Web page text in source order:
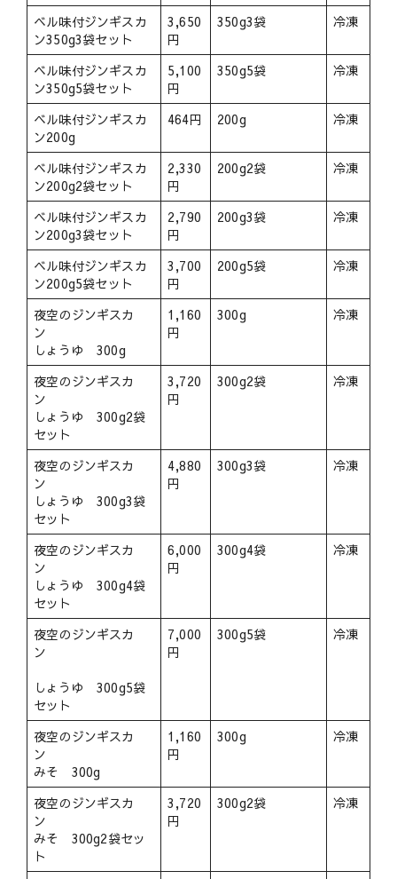
ベル味付ジンギスカ
ン350g3袋セット
3,650
円
350g3袋 冷凍
ベル味付ジンギスカ
ン350g5袋セット
5,100
円
350g5袋 冷凍
ベル味付ジンギスカ
ン200g
464円 200g 冷凍
ベル味付ジンギスカ
ン200g2袋セット
2,330
円
200g2袋 冷凍
ベル味付ジンギスカ
ン200g3袋セット
2,790
円
200g3袋 冷凍
ベル味付ジンギスカ
ン200g5袋セット
3,700
円
200g5袋 冷凍
夜空のジンギスカ
ン
しょうゆ 300g
1,160
円
300g 冷凍
夜空のジンギスカ
ン
しょうゆ 300g2袋
セット
3,720
円
300g2袋 冷凍
夜空のジンギスカ
ン
しょうゆ 300g3袋
セット
4,880
円
300g3袋 冷凍
夜空のジンギスカ
ン
しょうゆ 300g4袋
セット
6,000
円
300g4袋 冷凍
夜空のジンギスカ
ン
しょうゆ 300g5袋
セット
7,000
円
300g5袋 冷凍
夜空のジンギスカ
ン
みそ 300g
1,160
円
300g 冷凍
夜空のジンギスカ
ン
みそ 300g2袋セッ
ト
3,720
円
300g2袋 冷凍